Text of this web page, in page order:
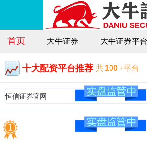
首页 大牛证券 大牛证券平台
十大配资平台推荐 共100+平台
恒信证券官网